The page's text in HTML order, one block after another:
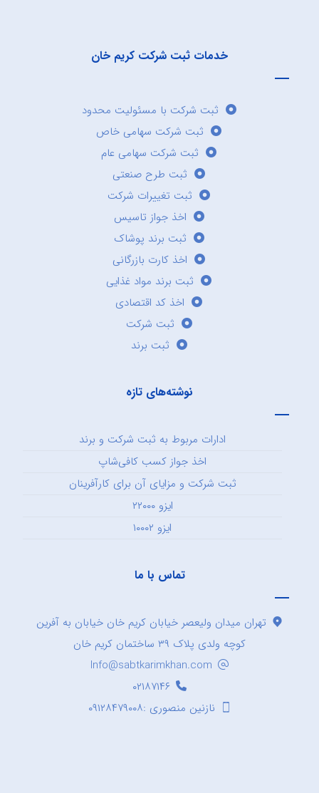
خدمات ثبت شرکت کریم خان
ثبت شرکت با مسئولیت محدود
ثبت شرکت سهامی خاص
ثبت شرکت سهامی عام
ثبت طرح صنعتی
ثبت تغییرات شرکت
اخذ جواز تاسیس
ثبت برند پوشاک
اخذ کارت بازرگانی
ثبت برند مواد غذایی
اخذ کد اقتصادی
ثبت شرکت
ثبت برند
نوشته‌های تازه
ادارات مربوط به ثبت شرکت و برند
اخذ جواز کسب کافی‌شاپ
ثبت شرکت و مزایای آن برای کارآفرینان
ایزو ۲۲۰۰۰
ایزو ۱۰۰۰۲
تماس با ما
تهران میدان ولیعصر خیابان کریم خان خیابان به آفرین
کوچه ولدی پلاک ۳۹ ساختمان کریم خان
Info@sabtkarimkhan.com
۰۲۱۸۷۱۴۶
نازنین منصوری :۰۹۱۲۸۴۷۹۰۰۸